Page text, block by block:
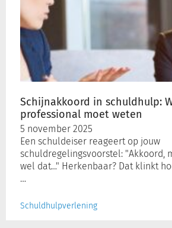
Schijnakkoord in schuldhulp:
professional moet weten
5 november 2025
Een schuldeiser reageert op jouw
schuldregelingsvoorstel: "Akkoord,
wel dat…" Herkenbaar? Dat klinkt
…
Schuldhulpverlening
schuldhulp:
Wat
elke
professional
moet
weten